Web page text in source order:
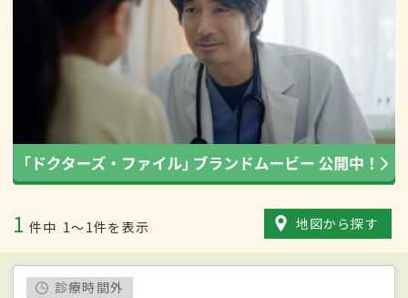
1 件中 1〜1件を表示 地図から探す
診療時間外